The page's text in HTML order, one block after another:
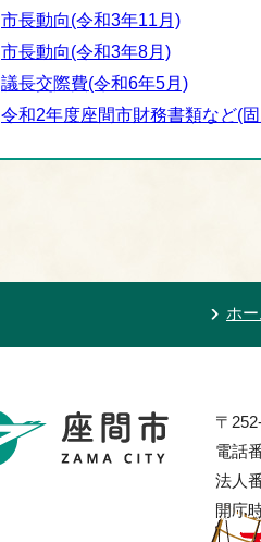
市長動向(令和3年11月)
市長動向(令和3年8月)
議長交際費(令和6年5月)
令和2年度座間市財務書類など(
ホ
〒
電話
法人
開庁